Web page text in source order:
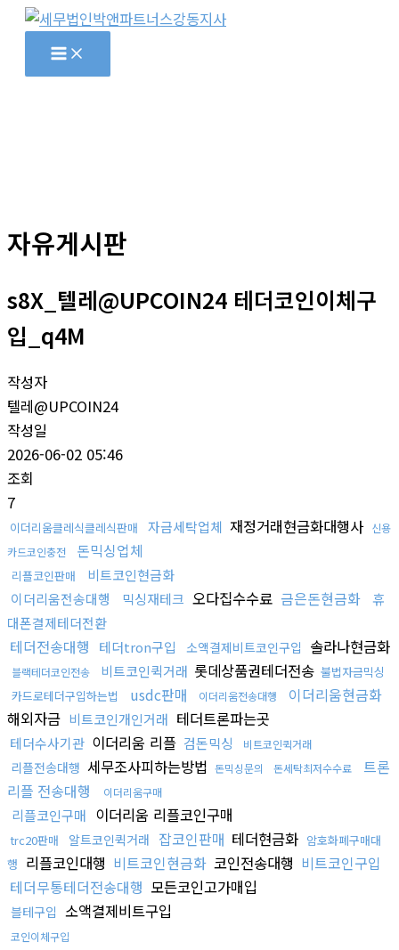
자유게시판
s8X_텔레@UPCOIN24 테더코인이체구
입_q4M
작성자
텔레@UPCOIN24
작성일
2026-06-02 05:46
조회
7
이더리움클레식클레식판매 자금세탁업체 재정거래현금화대행사 신용
카드코인충전
돈믹싱업체
리플코인판매
비트코인현금화
이더리움전송대행
믹싱재테크 오다집수수료 금은돈현금화
휴
대폰결제테더전환
테더전송대행 테더tron구입 소액결제비트코인구입 솔라나현금화
블랙테더코인전송 비트코인퀵거래 롯데상품권테더전송 불법자금믹싱
카드로테더구입하는법
usdc판매 이더리움전송대행
이더리움현금화
해외자금 비트코인개인거래 테더트론파는곳
테더수사기관 이더리움 리플 검돈믹싱 비트코인퀵거래
리플전송대행 세무조사피하는방법 돈믹싱문의 돈세탁최저수수료
트론
리플 전송대행
이더리움구매
리플코인구매 이더리움 리플코인구매
trc20판매 알트코인퀵거래 잡코인판매 테더현금화 암호화폐구매대
행 리플코인대행 비트코인현금화 코인전송대행 비트코인구입
테더무통테더전송대행 모든코인고가매입
블테구입 소액결제비트구입
코인이체구입